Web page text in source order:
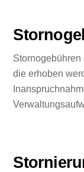
Stornogebühren
die erhoben